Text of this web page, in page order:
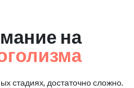
на
стадиях, достаточно сложно.